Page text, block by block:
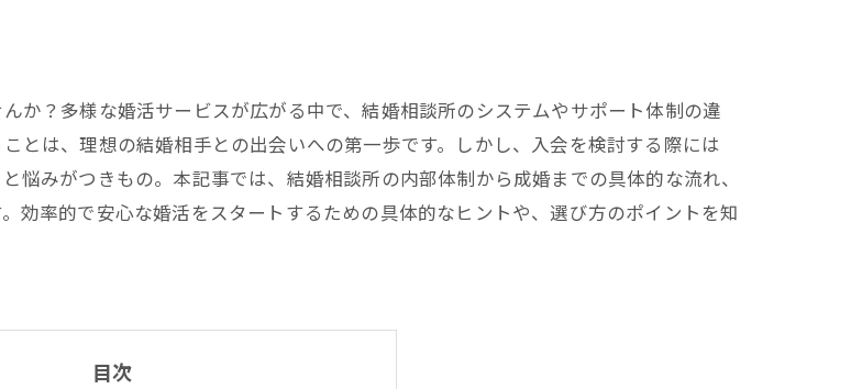
か？多様な婚活サービスが広がる中で、結婚相談所のシステムやサポート体制の違
とは、理想の結婚相手との出会いへの第一歩です。しかし、入会を検討する際には
悩みがつきもの。本記事では、結婚相談所の内部体制から成婚までの具体的な流れ、
効率的で安心な婚活をスタートするための具体的なヒントや、選び方のポイントを知
目次